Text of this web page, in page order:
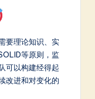
要理论知识、实
等原则，监
可以构建经得起
改进和对变化的